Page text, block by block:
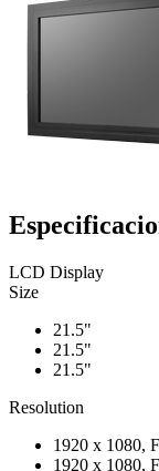
LCD Display
Size
21.5"
21.5"
21.5"
Resolution
1920 x 1080,
1920 x 1080,